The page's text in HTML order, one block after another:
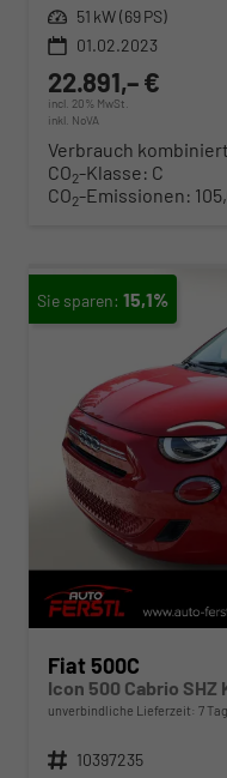
Leistung 51 kW (69 PS)
01.02.2023
22.891,– €
incl. 20% MwSt.
inkl. NoVA
Verbrauch
CO2-Klasse: C
CO2-Emissionen:
15,1%
Fiat 500C
Icon 500 Cabrio SHZ
unverbindliche Lieferzeit: 7
Fahrzeugnr. 10397235